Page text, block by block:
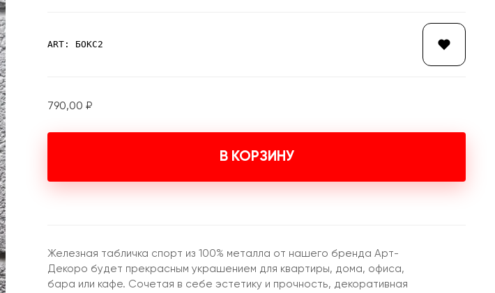
ART: БОКС2
790,00 ₽
В КОРЗИНУ
Железная табличка спорт из 100% металла от нашего бренда Арт-
Декоро будет прекрасным украшением для квартиры, дома, офиса,
бара или кафе. Сочетая в себе эстетику и прочность, декоративная